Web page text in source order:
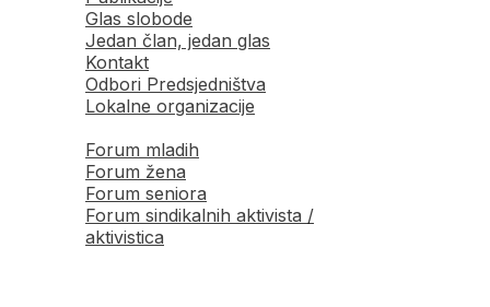
Glas slobode
Jedan član, jedan glas
Kontakt
Odbori Predsjedništva
Lokalne organizacije
Forum mladih
Forum žena
Forum seniora
Forum sindikalnih aktivista /
aktivistica